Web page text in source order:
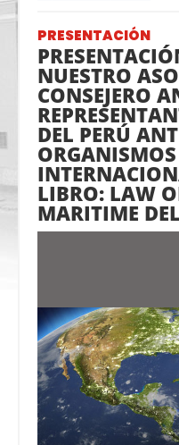
PRESENTACIÓN
NUESTRO
CONSEJERO
DEL PERÚ
ORGANISMOS
LIBRO: LAW
MARITIME